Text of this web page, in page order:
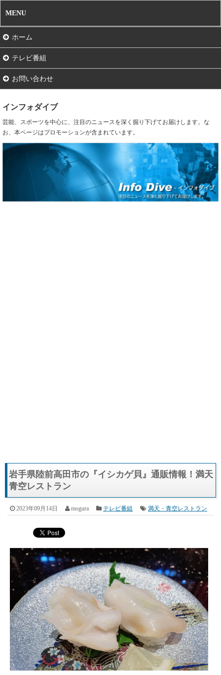
MENU
ホーム
テレビ番組
お問い合わせ
インフォダイブ
芸能、スポーツを中心に、注目のニュースを深く掘り下げてお届けします。な
お、本ページはプロモーションが含まれています。
岩手県陸前高田市の『イシカゲ貝』通販情報！満天
青空レストラン
2023年09月14日 mogura テレビ番組 満天・青空レストラン